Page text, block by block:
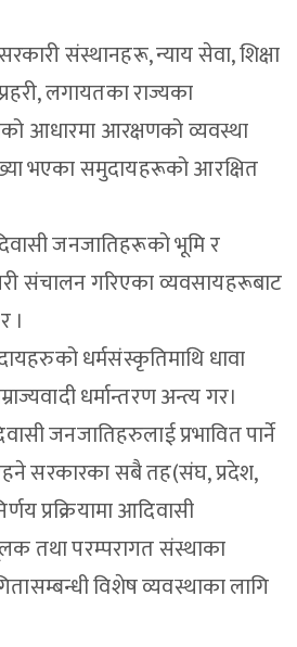
संस्थानहरू, न्याय सेवा, शिक्षा
लगायतका राज्यका
आधारमा आरक्षणको व्यवस्था
भएका समुदायहरूको आरक्षित
जनजातिहरूको भूमि र
संचालन गरिएका व्यवसायहरूबाट
।
धर्मसंस्कृतिमाथि धावा
धर्मान्तरण अन्त्य गर।
जनजातिहरुलाई प्रभावित पार्ने
सरकारका सबै तह(संघ, प्रदेश,
प्रक्रियामा आदिवासी
तथा परम्परागत संस्थाका
विशेष व्यवस्थाका लागि